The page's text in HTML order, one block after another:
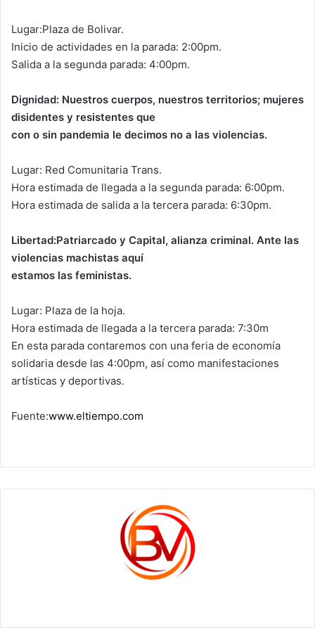
Lugar:Plaza de Bolivar.
Inicio de actividades en la parada: 2:00pm.
Salida a la segunda parada: 4:00pm.
Dignidad: Nuestros cuerpos, nuestros territorios; mujeres
disidentes y resistentes que
con o sin pandemia le decimos no a las violencias.
Lugar: Red Comunitaria Trans.
Hora estimada de llegada a la segunda parada: 6:00pm.
Hora estimada de salida a la tercera parada: 6:30pm.
Libertad:Patriarcado y Capital, alianza criminal. Ante las
violencias machistas aquí
estamos las feministas.
Lugar: Plaza de la hoja.
Hora estimada de llegada a la tercera parada: 7:30m
En esta parada contaremos con una feria de economía
solidaria desde las 4:00pm, así como manifestaciones
artísticas y deportivas.
Fuente:www.eltiempo.com